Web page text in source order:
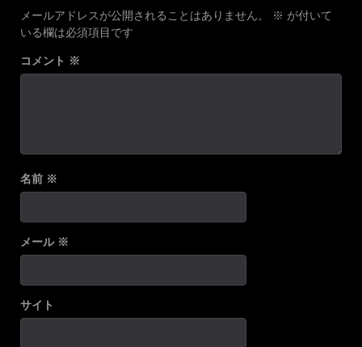
メールアドレスが公開されることはありません。 ※ が付いて
いる欄は必須項目です
コメント ※
名前 ※
メール ※
サイト